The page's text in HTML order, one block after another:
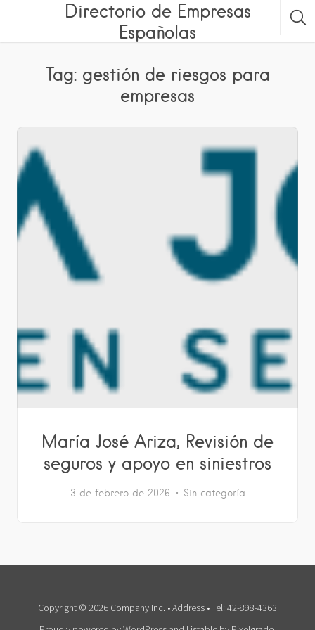
Directorio de Empresas
Españolas
Tag: gestión de riesgos para
empresas
María José Ariza, Revisión de
seguros y apoyo en siniestros
3 de febrero de 2026 Sin categoría
Copyright © 2026 Company Inc. • Address • Tel: 42-898-4363